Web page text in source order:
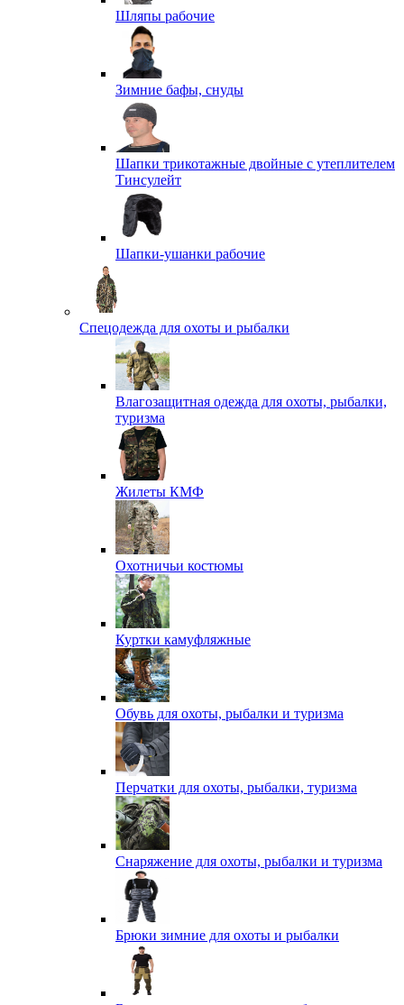
Шляпы рабочие
Зимние бафы, снуды
Шапки трикотажные двойные с утеплителем
Тинсулейт
Шапки-ушанки рабочие
Спецодежда для охоты и рыбалки
Влагозащитная одежда для охоты, рыбалки,
туризма
Жилеты КМФ
Охотничьи костюмы
Куртки камуфляжные
Обувь для охоты, рыбалки и туризма
Перчатки для охоты, рыбалки, туризма
Снаряжение для охоты, рыбалки и туризма
Брюки зимние для охоты и рыбалки